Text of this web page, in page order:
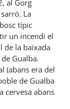
al Gorg
La
típic
un incendi el
de la baixada
Gualba.
(abans era del
de Gualba
cervesa abans